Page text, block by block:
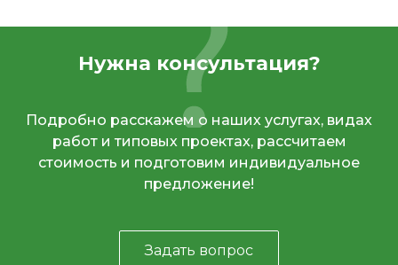
Нужна консультация?
Подробно расскажем о наших услугах, видах
работ и типовых проектах, рассчитаем
стоимость и подготовим индивидуальное
предложение!
Задать вопрос